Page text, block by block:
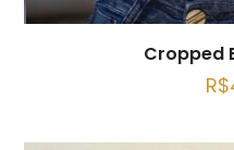
Cropped
R$